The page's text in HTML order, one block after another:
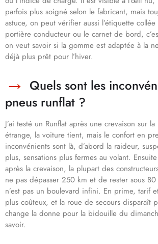
parfois plus soigné selon le fabricant, mais
astuce, on peut vérifier aussi l’étiquette
portière conducteur ou le carnet de bord,
on veut savoir si la gomme est adaptée à la
déjà plus prêt pour l’hiver.
Quels sont les
pneus runflat ?
J’ai testé un Runflat après une crevaison sur
étrange, la voiture tient, mais le confort en
inconvénients sont là, d’abord la raideur,
plus, sensations plus fermes au volant.
après la crevaison, la plupart des
ne pas dépasser 250 km et de rester sous
n’est pas un boulevard infini. En prime, tarif
plus coûteux, et la roue de secours disparaît
change la donne pour la bidouille du
savoir.